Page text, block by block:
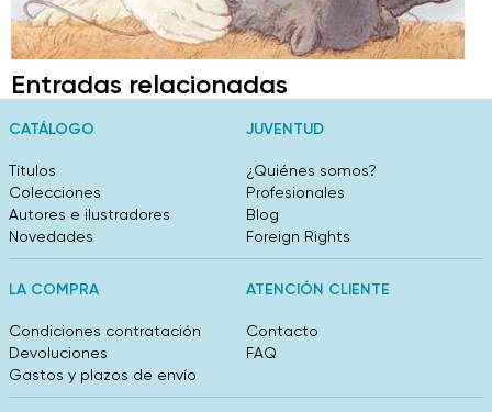
Entradas relacionadas
CATÁLOGO
Títulos
Colecciones
Autores e ilustradores
Novedades
JUVENTUD
¿Quiénes somos?
Profesionales
Blog
Foreign Rights
LA COMPRA
Condiciones contratación
Devoluciones
Gastos y plazos de envío
ATENCIÓN CLIENTE
Contacto
FAQ